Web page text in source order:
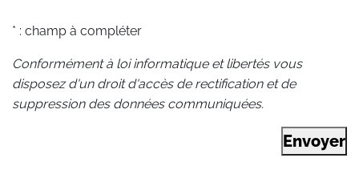
* : champ à compléter
Conformément à loi informatique et libertés vous
disposez d'un droit d'accès de rectification et de
suppression des données communiquées.
Envoyer